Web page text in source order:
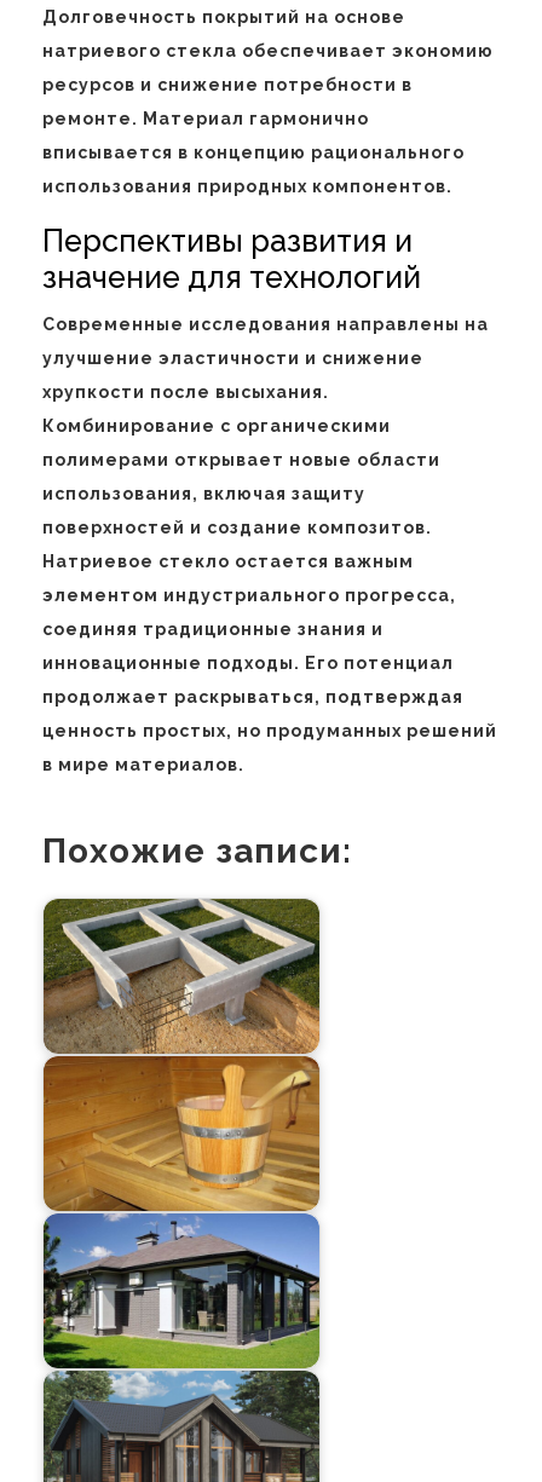
Долговечность покрытий на основе
натриевого стекла обеспечивает экономию
ресурсов и снижение потребности в
ремонте. Материал гармонично
вписывается в концепцию рационального
использования природных компонентов.
Перспективы развития и
значение для технологий
Современные исследования направлены на
улучшение эластичности и снижение
хрупкости после высыхания.
Комбинирование с органическими
полимерами открывает новые области
использования, включая защиту
поверхностей и создание композитов.
Натриевое стекло остается важным
элементом индустриального прогресса,
соединяя традиционные знания и
инновационные подходы. Его потенциал
продолжает раскрываться, подтверждая
ценность простых, но продуманных решений
в мире материалов.
Похожие записи: